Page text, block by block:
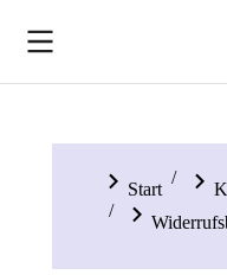
Sie befinden sich
Start